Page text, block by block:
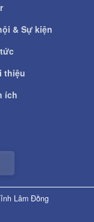
& Sự kiện
thiệu
ích
Lâm Đồng